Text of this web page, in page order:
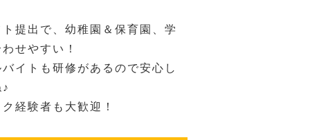
提出で、幼稚園＆保育園、学
せやすい！
イトも研修があるので安心し
経験者も大歓迎！